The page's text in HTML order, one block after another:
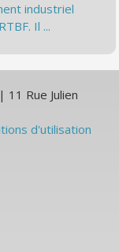
industriel
Il ...
11 Rue Julien
d'utilisation